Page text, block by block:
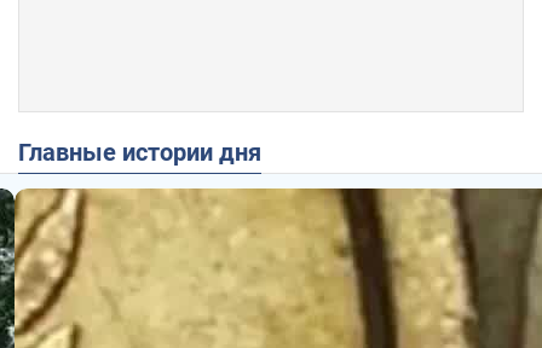
Главные истории дня